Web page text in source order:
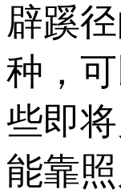
辟蹊
种，
些即
能靠